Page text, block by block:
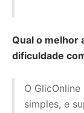
Qual o melhor
dificuldade
O
simples, e